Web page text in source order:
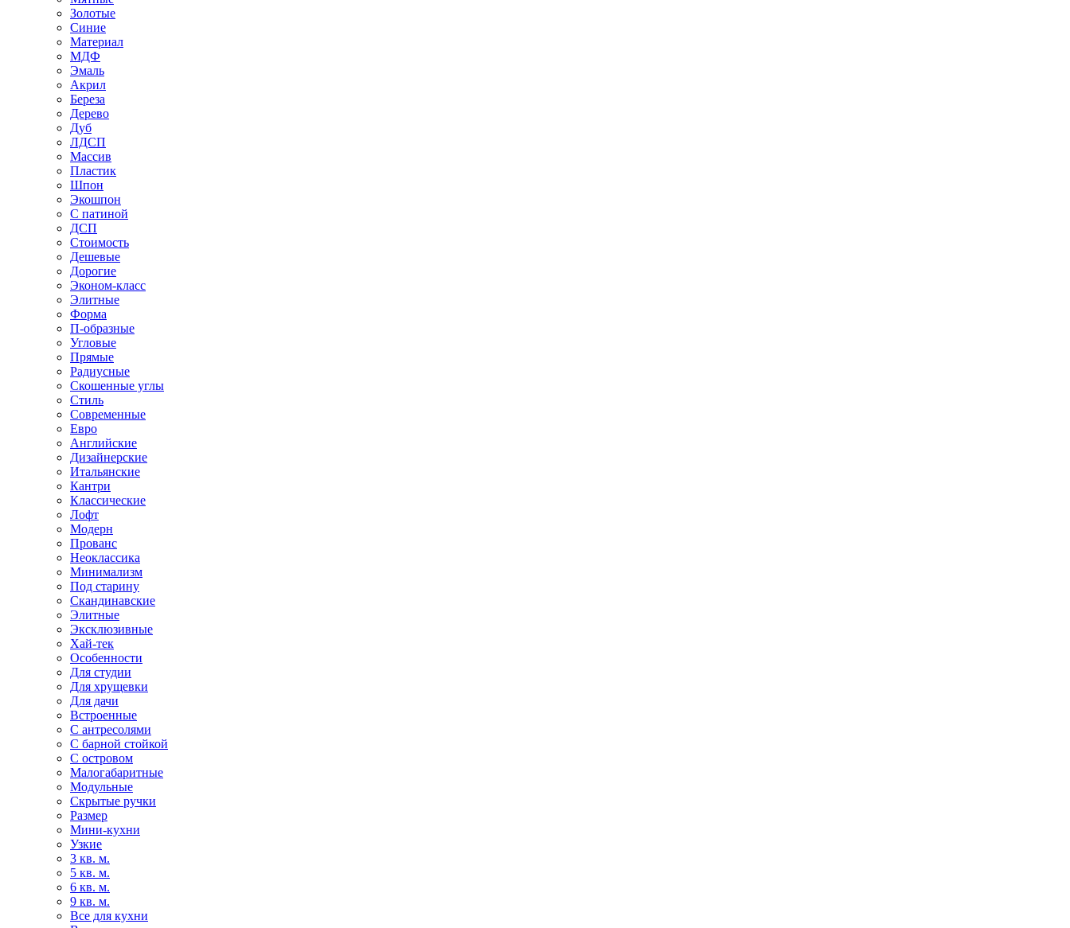
Золотые
Синие
Материал
МДФ
Эмаль
Акрил
Береза
Дерево
Дуб
ЛДСП
Массив
Пластик
Шпон
Экошпон
С патиной
ДСП
Стоимость
Дешевые
Дорогие
Эконом-класс
Элитные
Форма
П-образные
Угловые
Прямые
Радиусные
Скошенные углы
Стиль
Современные
Евро
Английские
Дизайнерские
Итальянские
Кантри
Классические
Лофт
Модерн
Прованс
Неоклассика
Минимализм
Под старину
Скандинавские
Элитные
Эксклюзивные
Хай-тек
Особенности
Для студии
Для хрущевки
Для дачи
Встроенные
С антресолями
С барной стойкой
С островом
Малогабаритные
Модульные
Скрытые ручки
Размер
Мини-кухни
Узкие
3 кв. м.
5 кв. м.
6 кв. м.
9 кв. м.
Все для кухни